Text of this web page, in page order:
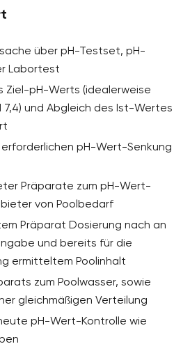
über pH-Testset, pH-
Labortest
Ziel-pH-Werts (idealerweise
7,4) und Abgleich des Ist-Wertes
pH-Wert-Senkung
Präparate zum pH-Wert-
von Poolbedarf
Präparat Dosierung nach an
und bereits für die
ermitteltem Poolinhalt
zum Poolwasser, sowie
gleichmäßigen Verteilung
pH-Wert-Kontrolle wie